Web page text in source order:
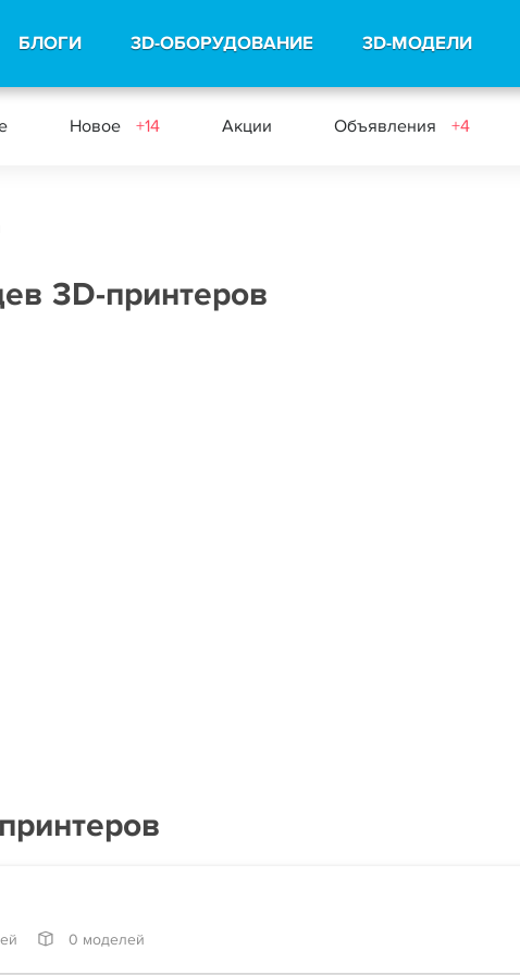
БЛОГИ 3D-ОБОРУДОВАНИЕ 3D-МОДЕЛИ
Новое +14 Акции Объявления +4
3D-принтеров
0 моделей